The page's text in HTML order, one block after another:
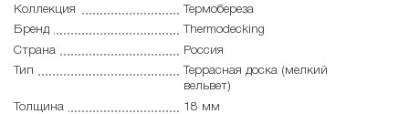
Коллекция
Термобереза
Бренд
Thermodecking
Страна
Россия
Тип
Террасная доска (мелкий
вельвет)
Толщина
18 мм